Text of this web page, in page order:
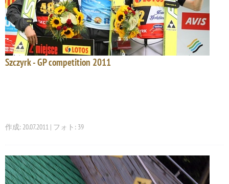
Szczyrk - GP competition 2011
作成: 20.07.2011 | フォト: 39